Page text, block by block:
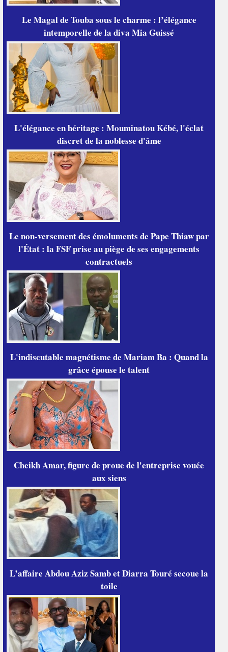
Le Magal de Touba sous le charme : l’élégance
intemporelle de la diva Mia Guissé
L'élégance en héritage : Mouminatou Kébé, l'éclat
discret de la noblesse d'âme
Le non-versement des émoluments de Pape Thiaw par
l'État : la FSF prise au piège de ses engagements
contractuels
L'indiscutable magnétisme de Mariam Ba : Quand la
grâce épouse le talent
Cheikh Amar, figure de proue de l'entreprise vouée
aux siens
L’affaire Abdou Aziz Samb et Diarra Touré secoue la
toile